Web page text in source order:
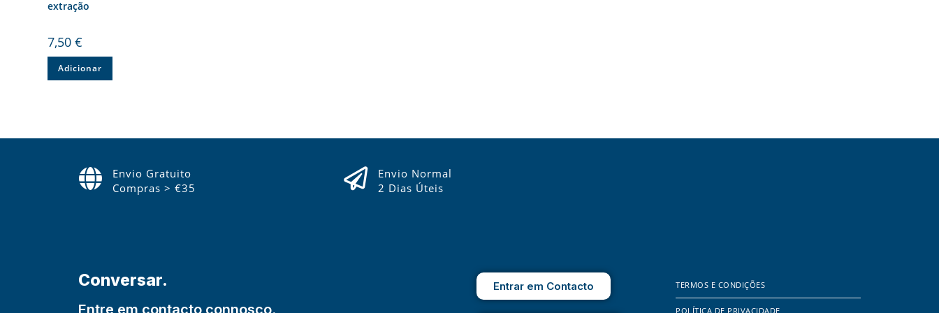
extração
7,50€
Adicionar
Envio Gratuito
Compras > €35
Envio Normal
2 Dias Úteis
Conversar.
Entre em contacto connosco.
Entrar em Contacto TERMOS E CONDIÇÕES
POLÍTICA DE PRIVACIDADE